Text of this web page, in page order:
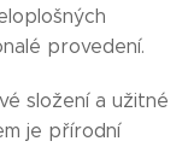
provedení.
složení a užitné
je přírodní